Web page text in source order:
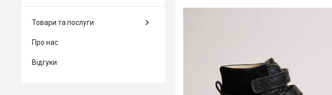
Товари та послуги
Про нас
Відгуки